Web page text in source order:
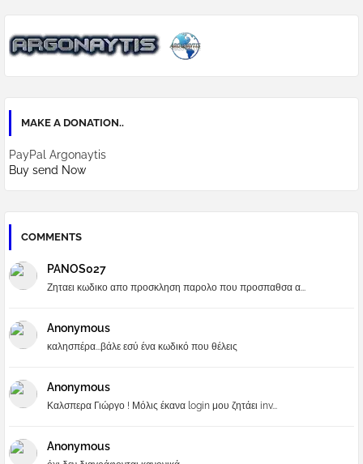
MAKE A DONATION..
PayPal Argonaytis
Buy send Now
COMMENTS
PANOS027
Ζηταει κωδικο απο προσκληση παρολο που προσπαθσα α...
Anonymous
καλησπέρα...βάλε εσύ ένα κωδικό που θέλεις
Anonymous
Καλσπερα Γιώργο ! Μόλις έκανα login μου ζητάει inv...
Anonymous